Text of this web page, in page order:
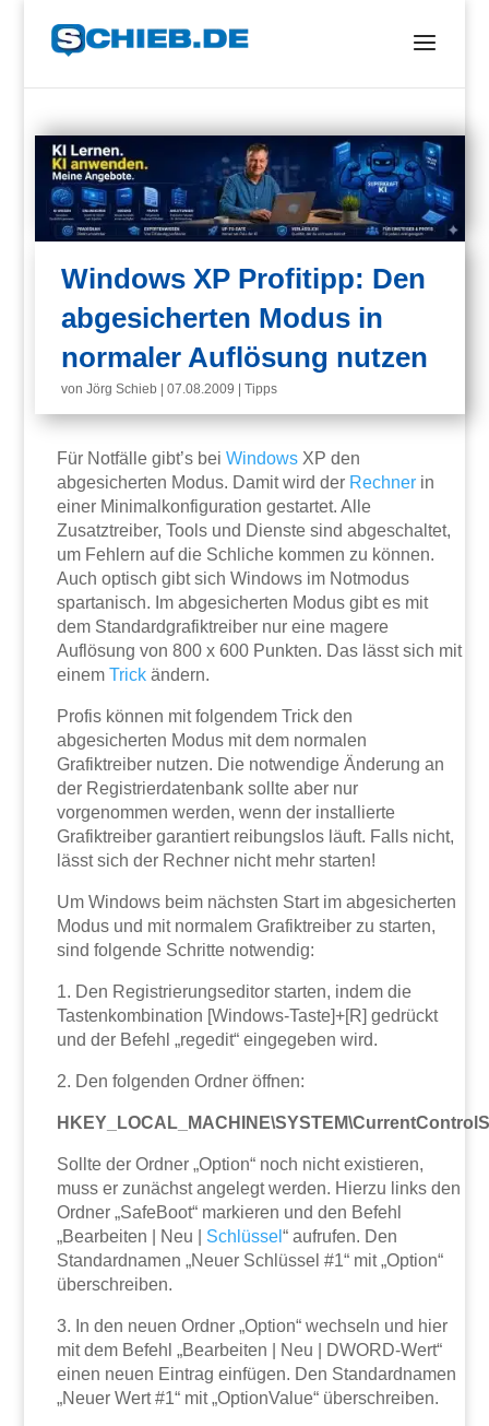
Windows XP Profitipp: Den
abgesicherten Modus in
normaler Auflösung nutzen
vonJörg Schieb |07.08.2009 |Tipps
Für Notfälle gibt’s beiWindows XP den
abgesicherten Modus. Damit wird der Rechner in
einer Minimalkonfiguration gestartet. Alle
Zusatztreiber, Tools und Dienste sind abgeschaltet,
um Fehlern auf die Schliche kommen zu können.
Auch optisch gibt sich Windows im Notmodus
spartanisch. Im abgesicherten Modus gibt es mit
dem Standardgrafiktreiber nur eine magere
Auflösung von 800 x 600 Punkten. Das lässt sich mit
einemTrick ändern.
Profis können mit folgendem Trick den
abgesicherten Modus mit dem normalen
Grafiktreiber nutzen. Die notwendige Änderung an
der Registrierdatenbank sollte aber nur
vorgenommen werden, wenn der installierte
Grafiktreiber garantiert reibungslos läuft. Falls nicht,
lässt sich der Rechner nicht mehr starten!
Um Windows beim nächsten Start im abgesicherten
Modus und mit normalem Grafiktreiber zu starten,
sind folgende Schritte notwendig:
1. Den Registrierungseditor starten, indem die
Tastenkombination [Windows-Taste]+[R] gedrückt
und der Befehl „regedit“ eingegeben wird.
2. Den folgenden Ordner öffnen:
Sollte der Ordner „Option“ noch nicht existieren,
muss er zunächst angelegt werden. Hierzu links den
Ordner „SafeBoot“ markieren und den Befehl
„Bearbeiten | Neu | Schlüssel“ aufrufen. Den
Standardnamen „Neuer Schlüssel #1“ mit „Option“
überschreiben.
3. In den neuen Ordner „Option“ wechseln und hier
mit dem Befehl „Bearbeiten | Neu | DWORD-Wert“
einen neuen Eintrag einfügen. Den Standardnamen
„Neuer Wert #1“ mit „OptionValue“ überschreiben.